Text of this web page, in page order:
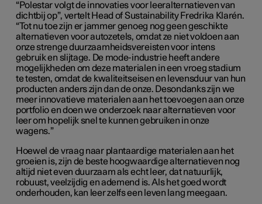
“Polestar volgt de innovaties voor leeralternatieven van
dichtbij op”, vertelt Head of Sustainability Fredrika Klarén.
“Tot nu toe zijn er jammer genoeg nog geen geschikte
alternatieven voor autozetels, omdat ze niet voldoen aan
onze strenge duurzaamheidsvereisten voor intens
gebruik en slijtage. De mode-industrie heeft andere
mogelijkheden om deze materialen in een vroeg stadium
te testen, omdat de kwaliteitseisen en levensduur van hun
producten anders zijn dan de onze. Desondanks zijn we
meer innovatieve materialen aan het toevoegen aan onze
portfolio en doen we onderzoek naar alternatieven voor
leer om hopelijk snel te kunnen gebruiken in onze
wagens.”
Hoewel de vraag naar plantaardige materialen aan het
groeien is, zijn de beste hoogwaardige alternatieven nog
altijd niet even duurzaam als echt leer, dat natuurlijk,
robuust, veelzijdig en ademend is. Als het goed wordt
onderhouden, kan leer zelfs een leven lang meegaan.